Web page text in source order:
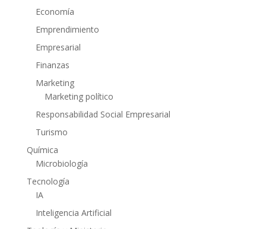
Economía
Emprendimiento
Empresarial
Finanzas
Marketing
Marketing político
Responsabilidad Social Empresarial
Turismo
Química
Microbiología
Tecnología
IA
Inteligencia Artificial